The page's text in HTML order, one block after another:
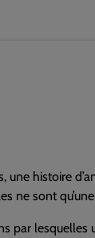
une histoire
ne sont
par lesquelles